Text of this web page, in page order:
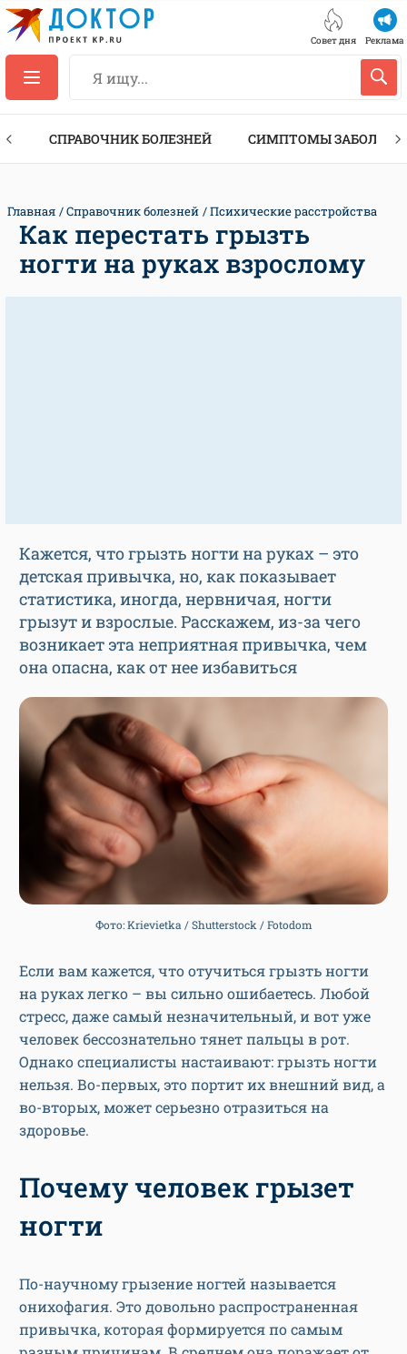
Совет дня Реклама
СПРАВОЧНИК БОЛЕЗНЕЙ СИМПТОМЫ
Главная Справочник болезней Психические расстройства
Как перестать грызть
ногти на руках взрослому
Кажется, что грызть ногти на руках – это
детская привычка, но, как показывает
статистика, иногда, нервничая, ногти
грызут и взрослые. Расскажем, из-за чего
возникает эта неприятная привычка, чем
она опасна, как от нее избавиться
Фото: Krievietka / Shutterstock / Fotodom
Если вам кажется, что отучиться грызть ногти
на руках легко – вы сильно ошибаетесь. Любой
стресс, даже самый незначительный, и вот уже
человек бессознательно тянет пальцы в рот.
Однако специалисты настаивают: грызть ногти
нельзя. Во-первых, это портит их внешний вид, а
во-вторых, может серьезно отразиться на
здоровье.
Почему человек грызет
ногти
По-научному грызение ногтей называется
онихофагия. Это довольно распространенная
привычка, которая формируется по самым